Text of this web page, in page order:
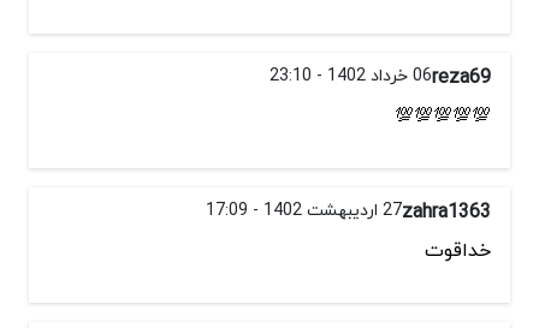
reza6906 خرداد 1402 - 23:10
💯💯💯💯💯
zahra136327 اردیبهشت 1402 - 17:09
خداقوت